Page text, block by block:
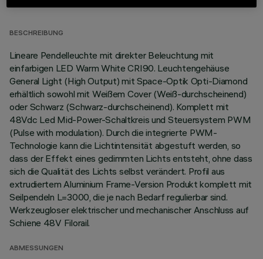
BESCHREIBUNG
Lineare Pendelleuchte mit direkter Beleuchtung mit
einfarbigen LED Warm White CRI90. Leuchtengehäuse
General Light (High Output) mit Space-Optik Opti-Diamond
erhältlich sowohl mit Weißem Cover (Weiß-durchscheinend)
oder Schwarz (Schwarz-durchscheinend). Komplett mit
48Vdc Led Mid-Power-Schaltkreis und Steuersystem PWM
(Pulse with modulation). Durch die integrierte PWM-
Technologie kann die Lichtintensität abgestuft werden, so
dass der Effekt eines gedimmten Lichts entsteht, ohne dass
sich die Qualität des Lichts selbst verändert. Profil aus
extrudiertem Aluminium Frame-Version Produkt komplett mit
Seilpendeln L=3000, die je nach Bedarf regulierbar sind.
Werkzeugloser elektrischer und mechanischer Anschluss auf
Schiene 48V Filorail.
ABMESSUNGEN